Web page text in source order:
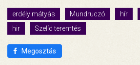
erdély mátyás Mundruczó hír
hir
Szelíd teremtés
Megosztás